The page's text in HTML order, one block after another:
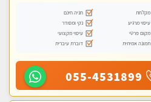
מקלחת
חניה חינם
עיסוי מרגיע
נקי ומסודר
מקום פרטי
עיסוי מקצועי
תמונה אמיתית
דוברת עיברית
055-4531899